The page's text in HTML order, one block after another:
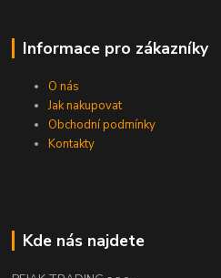
Informace pro zákazníky
O nás
Jak nakupovat
Obchodní podmínky
Kontakty
Kde nás najdete